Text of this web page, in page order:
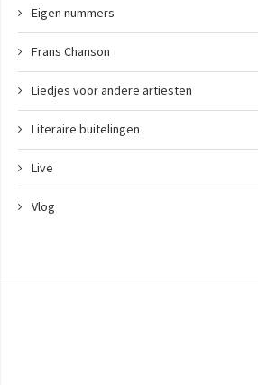
Eigen nummers
Frans Chanson
Liedjes voor andere artiesten
Literaire buitelingen
Live
Vlog